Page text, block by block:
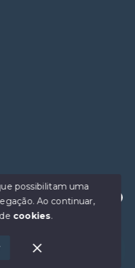
para te ajudar.
Corretora - Todos
possibilitam uma
Ao continuar,
cookies.